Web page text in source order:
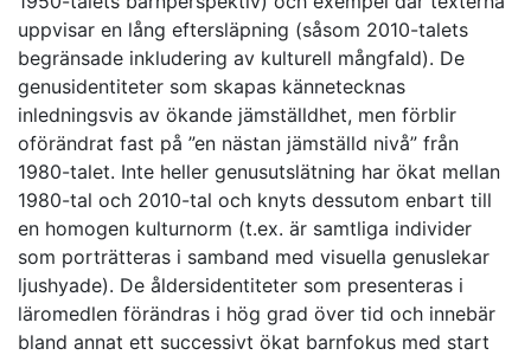
uppvisar en lång eftersläpning (såsom 2010-talets
begränsade inkludering av kulturell mångfald). De
genusidentiteter som skapas kännetecknas
inledningsvis av ökande jämställdhet, men förblir
oförändrat fast på ”en nästan jämställd nivå” från
1980-talet. Inte heller genusutslätning har ökat mellan
1980-tal och 2010-tal och knyts dessutom enbart till
en homogen kulturnorm (t.ex. är samtliga individer
som porträtteras i samband med visuella genuslekar
ljushyade). De åldersidentiteter som presenteras i
läromedlen förändras i hög grad över tid och innebär
bland annat ett successivt ökat barnfokus med start